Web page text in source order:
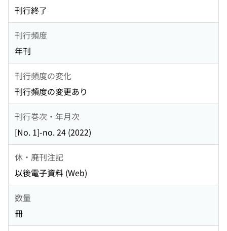
刊行終了
刊行頻度
年刊
刊行頻度の変化
刊行頻度の変更あり
刊行巻次・年月次
[No. 1]-no. 24 (2022)
休・廃刊注記
以後電子資料 (Web)
数量
冊